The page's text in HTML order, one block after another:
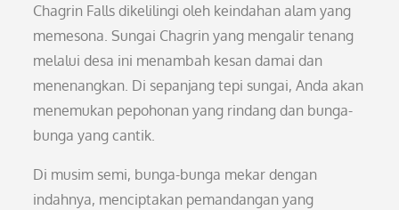
Chagrin Falls dikelilingi oleh keindahan alam yang
memesona. Sungai Chagrin yang mengalir tenang
melalui desa ini menambah kesan damai dan
menenangkan. Di sepanjang tepi sungai, Anda akan
menemukan pepohonan yang rindang dan bunga-
bunga yang cantik.
Di musim semi, bunga-bunga mekar dengan
indahnya, menciptakan pemandangan yang